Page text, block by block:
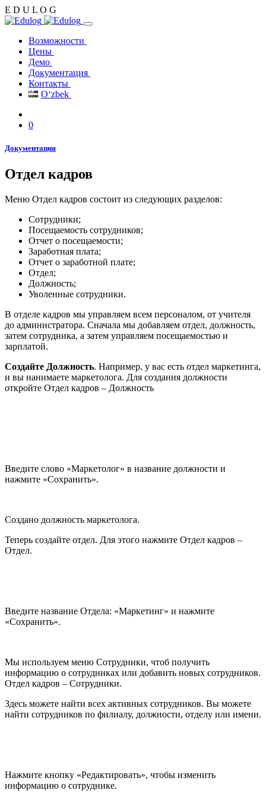
E D U L O G
Возможности
Цены
Демо
Документация
Контакты
Oʻzbek
0
Документация
Отдел кадров
Меню Отдел кадров состоит из следующих разделов:
Сотрудники;
Посещаемость сотрудников;
Отчет о посещаемости;
Заработная плата;
Отчет о заработной плате;
Отдел;
Должность;
Уволенные сотрудники.
В отделе кадров мы управляем всем персоналом, от учителя
до администратора. Сначала мы добавляем отдел, должность,
затем сотрудника, а затем управляем посещаемостью и
зарплатой.
Создайте Должность. Например, у вас есть отдел маркетинга,
и вы нанимаете маркетолога. Для создания должности
откройте Отдел кадров – Должность
Введите слово «Маркетолог» в название должности и
нажмите «Сохранить».
Создано должность маркетолога.
Теперь создайте отдел. Для этого нажмите Отдел кадров –
Отдел.
Введите название Отдела: «Маркетинг» и нажмите
«Сохранить».
Мы используем меню Сотрудники, чтоб получить
информацию о сотрудниках или добавить новых сотрудников.
Отдел кадров – Сотрудники.
Здесь можете найти всех активных сотрудников. Вы можете
найти сотрудников по филиалу, должности, отделу или имени.
Нажмите кнопку «Редактировать», чтобы изменить
информацию о сотруднике.